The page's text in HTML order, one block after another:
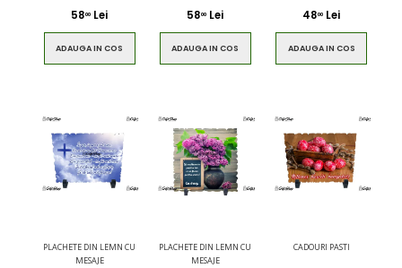
5800 Lei
ADAUGA IN COS
5800 Lei
ADAUGA IN COS
4800 Lei
ADAUGA IN COS
PLACHETE DIN LEMN CU
MESAJE
PLACHETE DIN LEMN CU
MESAJE
CADOURI PASTI